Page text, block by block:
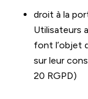
droit à la
Utilisateurs
font l’objet
sur leur
20 RGPD)